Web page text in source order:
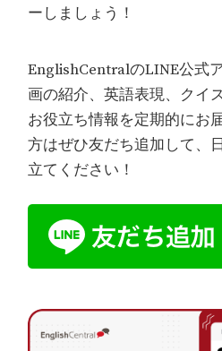
ーしましょう！
EnglishCentralのLINE公式
画の紹介、英語表現、クイ
お役立ち情報を定期的にお
方はぜひ友だち追加して、
立てください！